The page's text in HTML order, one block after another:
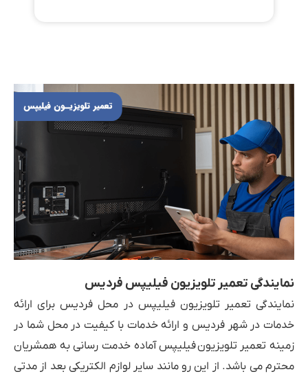
نمایندگی تعمیر تلویزیون فیلیپس فردیس
نمایندگی تعمیر تلویزیون فیلیپس در محل فردیس برای ارائه
خدمات در شهر فردیس و ارائه خدمات با کیفیت در محل شما در
زمینه تعمیر تلویزیون فیلیپس آماده خدمت رسانی به همشریان
محترم می باشد. از این رو مانند سایر لوازم الکتریکی بعد از مدتی